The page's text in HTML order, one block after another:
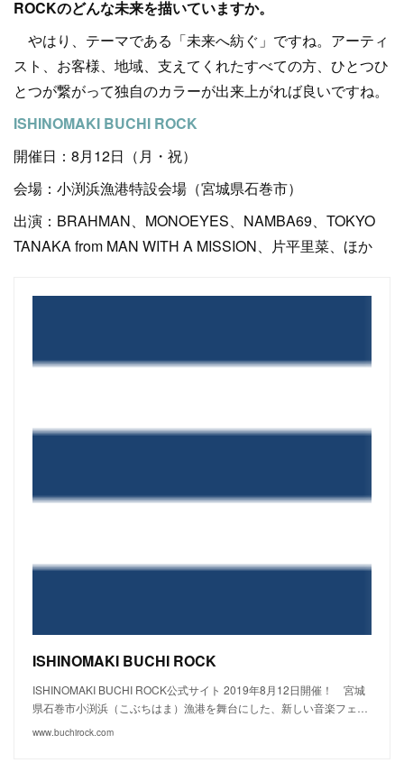
ROCKのどんな未来を描いていますか。
やはり、テーマである「未来へ紡ぐ」ですね。アーティ
スト、お客様、地域、支えてくれたすべての方、ひとつひ
とつが繋がって独自のカラーが出来上がれば良いですね。
ISHINOMAKI BUCHI ROCK
開催日：8月12日（月・祝）
会場：小渕浜漁港特設会場（宮城県石巻市）
出演：BRAHMAN、MONOEYES、NAMBA69、TOKYO
TANAKA from MAN WITH A MISSION、片平里菜、ほか
ISHINOMAKI BUCHI ROCK
ISHINOMAKI BUCHI ROCK公式サイト 2019年8月12日開催！ 宮城
県石巻市小渕浜（こぶちはま）漁港を舞台にした、新しい音楽フェ…
www.buchirock.com